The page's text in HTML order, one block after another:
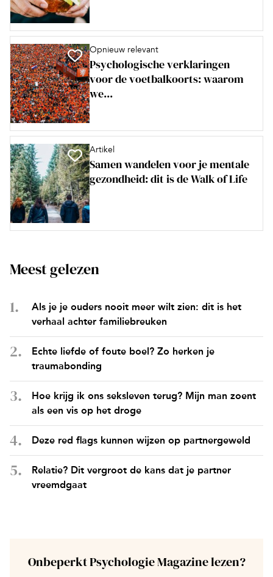
Opnieuw relevant
Psychologische verklaringen
voor de voetbalkoorts: waarom
we...
Artikel
Samen wandelen voor je mentale
gezondheid: dit is de Walk of Life
Meest gelezen
Als je je ouders nooit meer wilt zien: dit is het
verhaal achter familiebreuken
Echte liefde of foute boel? Zo herken je
traumabonding
Hoe krijg ik ons seksleven terug? Mijn man zoent
als een vis op het droge
Deze red flags kunnen wijzen op partnergeweld
Relatie? Dit vergroot de kans dat je partner
vreemdgaat
Onbeperkt Psychologie Magazine lezen?